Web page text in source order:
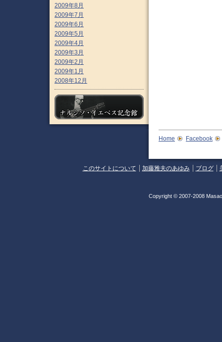
2009年8月
2009年7月
2009年6月
2009年5月
2009年4月
2009年3月
2009年2月
2009年1月
2008年12月
Home Facebook
このサイトについて 加藤雅夫のあゆみ ブログ
Copyright © 2007-2008